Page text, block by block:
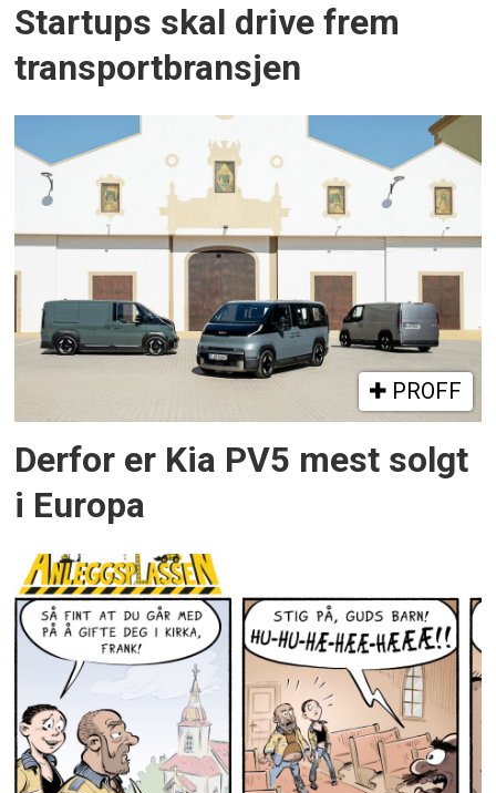
Startups skal drive frem
transportbransjen
PROFF
Derfor er Kia PV5 mest solgt
i Europa